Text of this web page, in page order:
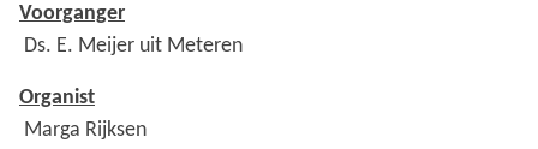
Voorganger
Ds. E. Meijer uit Meteren
Organist
Marga Rijksen